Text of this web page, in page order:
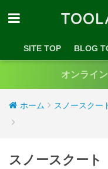
SITE TOP BLOG
オンライ
ホーム スノースクー
スノースクー